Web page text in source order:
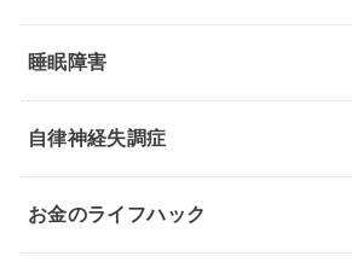
睡眠障害
自律神経失調症
お金のライフハック